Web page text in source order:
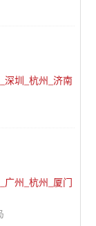
深圳_杭州_济南
州_杭州_厦门